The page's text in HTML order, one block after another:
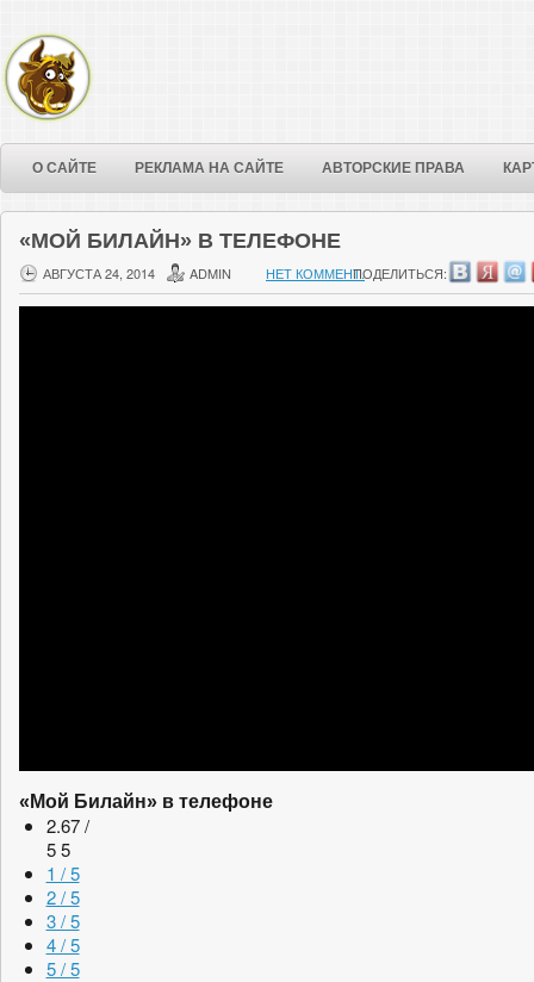
О САЙТЕ РЕКЛАМА НА САЙТЕ АВТОРСКИЕ ПРАВА
«МОЙ БИЛАЙН» В ТЕЛЕФОНЕ
АВГУСТА 24, 2014 ADMIN НЕТ КОММЕНТ.ПОДЕЛИТЬСЯ:
«Мой Билайн» в телефоне
2.67 /
5 5
1 / 5
2 / 5
3 / 5
4 / 5
5 / 5